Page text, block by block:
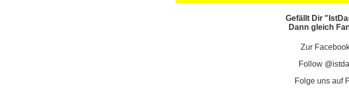
Gefällt Dir
Dann gleich
Zur
Follow
Folge uns auf